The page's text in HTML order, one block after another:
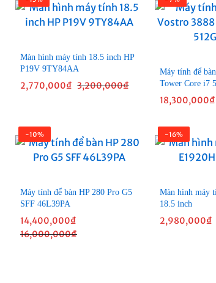
Màn hình máy tính 18.5 inch HP
P19V 9TY84AA
2,770,000₫ 3,200,000₫
Máy tính để
Tower Core i7
18,300,000₫
-10%
Máy tính để bàn HP 280 Pro G5
SFF 46L39PA
14,400,000₫
16,000,000₫
-16%
Màn hình máy
18.5 inch
2,980,000₫